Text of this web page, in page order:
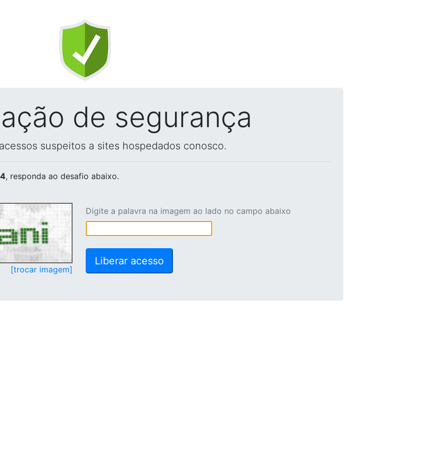
de segurança
suspeitos a sites hospedados conosco.
, responda ao desafio abaixo.
[trocar imagem]
Digite a palavra na imagem ao lado no campo abaixo